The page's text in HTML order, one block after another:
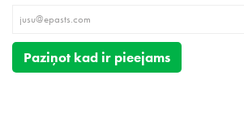
Paziņot kad ir pieejams